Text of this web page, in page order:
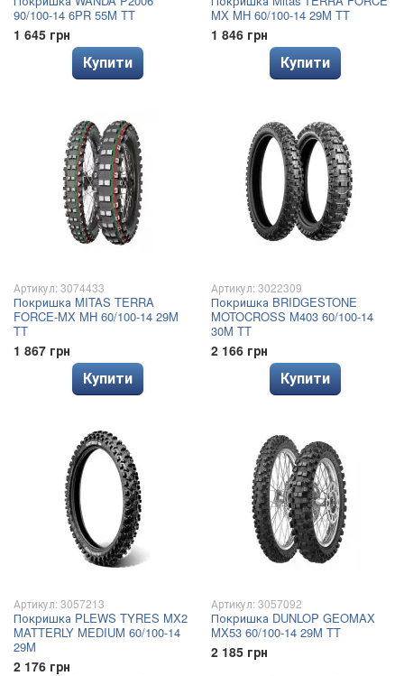
90/100-14 6PR 55M TT
1 645 грн
Купити
MX MH 60/100-14 29M TT
1 846 грн
Купити
Артикул: 3074433
Покришка MITAS TERRA
FORCE-MX MH 60/100-14 29M
TT
1 867 грн
Купити
Артикул: 3022309
Покришка BRIDGESTONE
MOTOCROSS M403 60/100-14
30M TT
2 166 грн
Купити
Артикул: 3057213
Покришка PLEWS TYRES MX2
MATTERLY MEDIUM 60/100-14
29M
2 176 грн
Артикул: 3057092
Покришка DUNLOP GEOMAX
MX53 60/100-14 29M TT
2 185 грн